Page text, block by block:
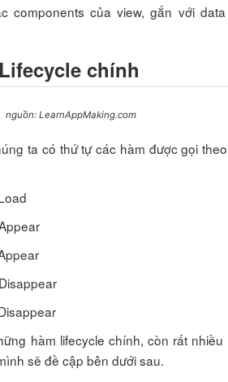
components của view, gắn với
chính
nguồn: LearnAppMaking.com
ta có thứ tự các hàm được gọi
hàm lifecycle chính, còn rất nhiều
sẽ đề cập bên dưới sau.